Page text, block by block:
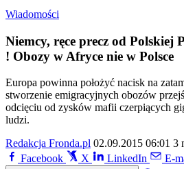
Wiadomości
Niemcy, ręce precz od
! Obozy w Afryce nie w Polsce
Europa powinna położyć nacisk na
stworzenie emigracyjnych obozów
odcięciu od zysków mafii czerpiących
ludzi.
Redakcja Fronda.pl 02.09.2015 06:01 3
Facebook
X LinkedIn E-